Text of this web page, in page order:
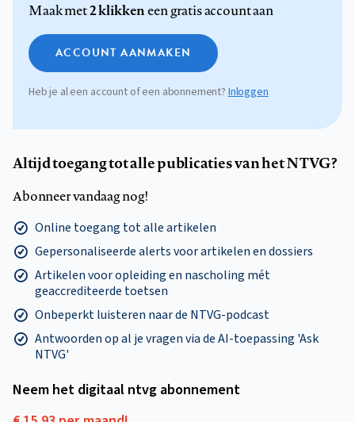
Maak met2 klikkeneen gratis account aan
ACCOUNT AANMAKEN
Heb je al een account of een abonnement?Inloggen
Altijd toegang tot alle publicaties van het NTVG?
Abonneer vandaag nog!
Online toegang tot alle artikelen
Gepersonaliseerde alerts voor artikelen en dossiers
Artikelen voor opleiding en nascholing mét
geaccrediteerde toetsen
Onbeperkt luisteren naar de NTVG-podcast
Antwoorden op al je vragen via de AI-toepassing 'Ask
NTVG'
Neem het digitaal ntvg abonnement